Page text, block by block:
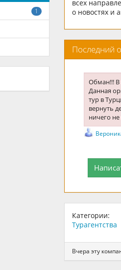
1
всех
о новостях и
Последний
Обман!!! В
Данная
тур в
вернуть
ничего
Категории:
Турагентства
Вчера эту